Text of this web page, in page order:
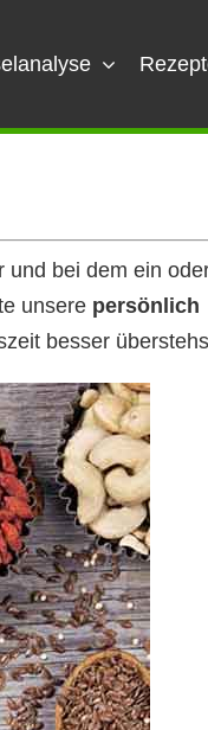
und bei dem ein
unsere persönlich
besser